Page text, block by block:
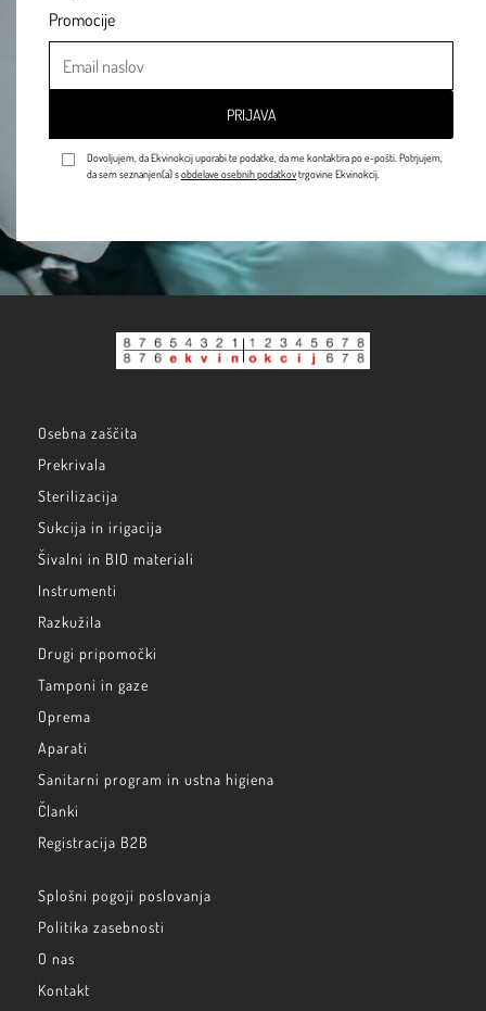
Promocije
PRIJAVA
Dovoljujem, da Ekvinokcij uporabi te podatke, da me kontaktira po e-pošti. Potrjujem,
da sem seznanjen(a) sobdelave osebnih podatkovtrgovine Ekvinokcij.
Osebna zaščita
Prekrivala
Sterilizacija
Sukcija in irigacija
Šivalni in BIO materiali
Instrumenti
Razkužila
Drugi pripomočki
Tamponi in gaze
Oprema
Aparati
Sanitarni program in ustna higiena
Članki
Registracija B2B
Splošni pogoji poslovanja
Politika zasebnosti
O nas
Kontakt